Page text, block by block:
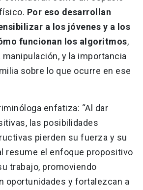
Por eso desarrollan
a los jóvenes y a los
funcionan los algoritmos,
y la importancia
sobre lo que ocurre en ese
enfatiza: “Al dar
las posibilidades
pierden su fuerza y su
resume el enfoque propositivo
trabajo, promoviendo
oportunidades y fortalezcan a